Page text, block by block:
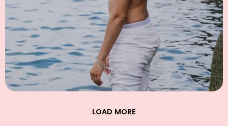
LOAD MORE